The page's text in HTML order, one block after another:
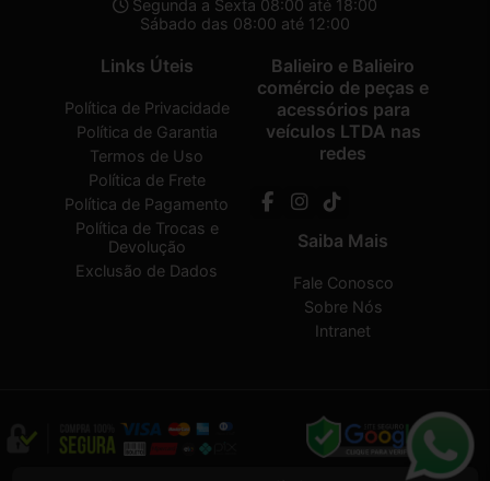
Segunda a Sexta 08:00 até 18:00
Sábado das 08:00 até 12:00
Links Úteis
Política de Privacidade
Política de Garantia
Termos de Uso
Política de Frete
Política de Pagamento
Política de Trocas e
Devolução
Exclusão de Dados
Balieiro e Balieiro
comércio de peças e
acessórios para
veículos LTDA nas
redes
Saiba Mais
Fale Conosco
Sobre Nós
Intranet